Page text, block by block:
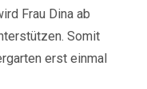
Frau Dina ab
Somit
erst einmal